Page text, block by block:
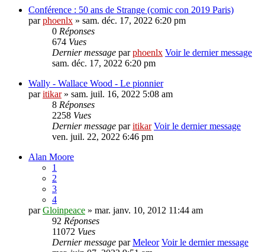
Conférence : 50 ans de Strange (comic con 2019 Paris)
parphoenlx » sam. déc. 17, 2022 6:20 pm
0 Réponses
674 Vues
Dernier message parphoenlx Voir le dernier message
sam. déc. 17, 2022 6:20 pm
Wally - Wallace Wood - Le pionnier
paritikar» sam. juil. 16, 2022 5:08 am
8 Réponses
2258 Vues
Dernier message paritikar Voir le dernier message
ven. juil. 22, 2022 6:46 pm
Alan Moore
1
2
3
4
parGloinpeace » mar. janv. 10, 2012 11:44 am
92 Réponses
11072 Vues
Dernier message parMeleor Voir le dernier message